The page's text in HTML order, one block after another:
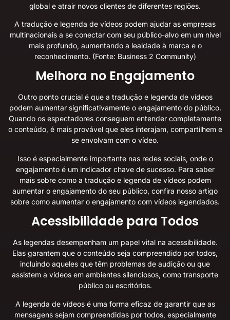
global e atrair novos clientes de diferentes regiões.
A tradução e legenda de vídeos podem ajudar as empresas
multinacionais a se conectar com seu público-alvo em um nível
mais profundo, aumentando a lealdade à marca e o
reconhecimento. (Fonte: Business 2 Community)
Melhora no Engajamento
Outro ponto crucial é que a tradução e legenda de vídeos
podem aumentar significativamente o engajamento do público.
Quando os espectadores conseguem entender completamente
o conteúdo, é mais provável que eles interajam, compartilhem e
se envolvam com o vídeo.
Isso é especialmente importante nas redes sociais, onde o
engajamento é um indicador chave de sucesso. Para saber
mais sobre como a tradução e legenda de vídeos podem
aumentar o engajamento do seu público, confira nosso artigo
sobre como aumentar o engajamento com vídeos legendados.
Acessibilidade para Todos
As legendas desempenham um papel vital na acessibilidade.
Elas garantem que o conteúdo seja compreendido por todos,
incluindo aqueles que têm problemas de audição ou que
assistem a vídeos em ambientes silenciosos, como transporte
público ou escritórios.
A legenda de vídeos é uma forma eficaz de garantir que as
mensagens sejam compreendidas por todos, especialmente